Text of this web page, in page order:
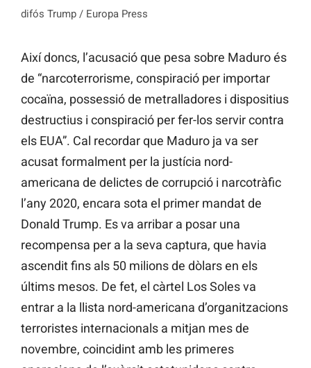
difós Trump / Europa Press
Així doncs, l’acusació que pesa sobre Maduro és
de “narcoterrorisme, conspiració per importar
cocaïna, possessió de metralladores i dispositius
destructius i conspiració per fer-los servir contra
els EUA”. Cal recordar que Maduro ja va ser
acusat formalment per la justícia nord-
americana de delictes de corrupció i narcotràfic
l’any 2020, encara sota el primer mandat de
Donald Trump. Es va arribar a posar una
recompensa per a la seva captura, que havia
ascendit fins als 50 milions de dòlars en els
últims mesos. De fet, el càrtel Los Soles va
entrar a la llista nord-americana d’organitzacions
terroristes internacionals a mitjan mes de
novembre, coincidint amb les primeres